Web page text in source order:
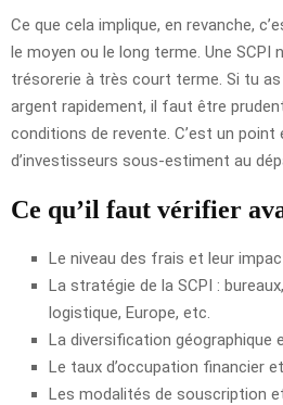
Ce que cela implique, en revanche,
le moyen ou le long terme. Une SCPI
trésorerie à très court terme. Si tu
argent rapidement, il faut être
conditions de revente. C’est un point
d’investisseurs sous-estiment au
Ce qu’il faut vérifier
Le niveau des frais et leur
La stratégie de la SCPI :
logistique, Europe, etc.
La diversification géographique
Le taux d’occupation financier
Les modalités de souscription